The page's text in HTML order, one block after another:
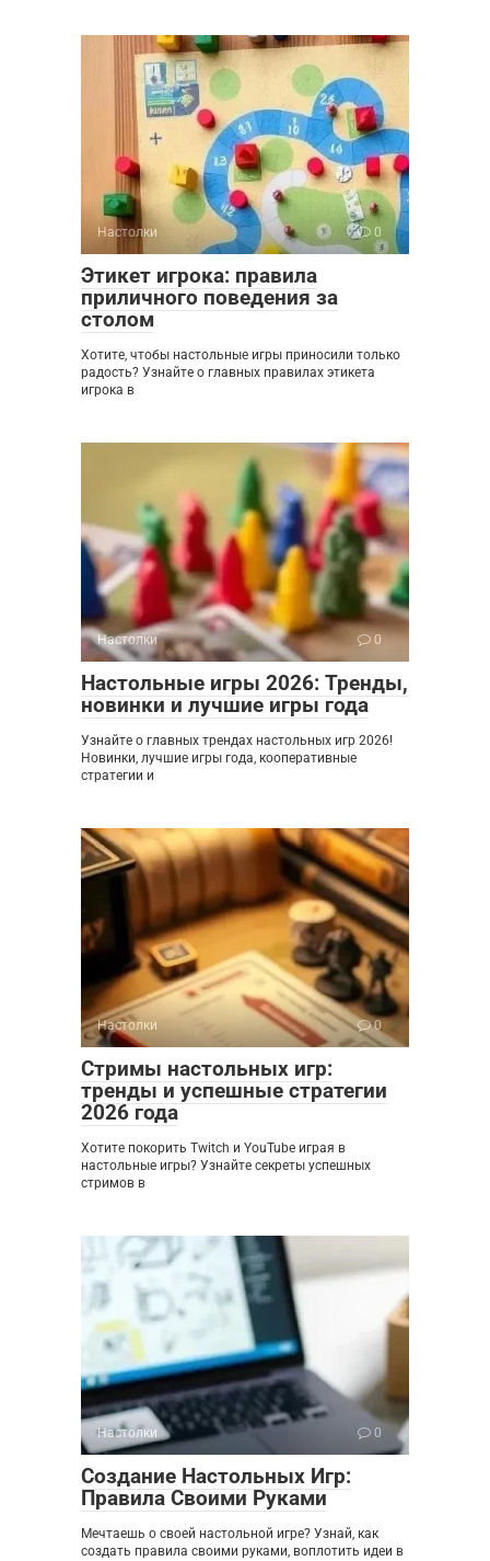
Настолки 0
Этикет игрока: правила
приличного поведения за
столом
Хотите, чтобы настольные игры приносили только
радость? Узнайте о главных правилах этикета
игрока в
Настолки 0
Настольные игры 2026: Тренды,
новинки и лучшие игры года
Узнайте о главных трендах настольных игр 2026!
Новинки, лучшие игры года, кооперативные
стратегии и
Настолки 0
Стримы настольных игр:
тренды и успешные стратегии
2026 года
Хотите покорить Twitch и YouTube играя в
настольные игры? Узнайте секреты успешных
стримов в
Настолки 0
Создание Настольных Игр:
Правила Своими Руками
Мечтаешь о своей настольной игре? Узнай, как
создать правила своими руками, воплотить идеи в